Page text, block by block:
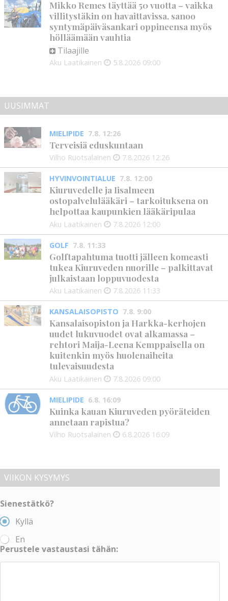
Mikko Remes täyttää 50 vuotta – vaikka
villitystäkin on havaittavissa, sanoo
syntymäpäiväsankari oppineensa myös
hölläämään vauhtia
Tilaajille
Aku Laatikainen 5.8.2026 09:00
UUSIMMAT
MIELIPIDE 7.8. 12:26
Terveisiä eduskuntaan
Vilho Ruotsalainen 7.8.2026 12:26
HYVINVOINTIALUE 7.8. 12:00
Kiuruvedelle ja Iisalmeen
ostopalvelulääkäri – tarkoituksena on
helpottaa kaupunkien lääkäripulaa
Aku Laatikainen 7.8.2026 12:00
GOLF 7.8. 11:33
Golftapahtuma tuotti jälleen komeasti
tukea Kiuruveden nuorille – palkittavat
julkaistaan loppuvuodesta
Aku Laatikainen 7.8.2026 11:33
KANSALAISOPISTO 7.8. 9:00
Kansalaisopiston ja Harkka-kerhojen
uudet lukuvuodet ovat alkamassa –
rehtori Maija-Leena Kemppaisella on
kuitenkin myös huolenaiheita
tulevaisuudesta
Aku Laatikainen 7.8.2026 09:00
MIELIPIDE 6.8. 16:09
Kuinka kauan Kiuruveden pyöräteiden
annetaan rapistua?
Vilho Ruotsalainen 6.8.2026 16:09
VIIKON KYSYMYS
Sienestätkö?
Kyllä
En
Perustele vastaustasi tähän: